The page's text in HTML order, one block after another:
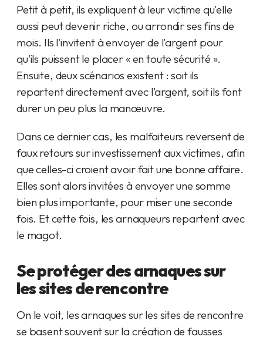
Petit à petit, ils expliquent à leur victime qu'elle
aussi peut devenir riche, ou arrondir ses fins de
mois. Ils l'invitent à envoyer de l'argent pour
qu'ils puissent le placer « en toute sécurité ».
Ensuite, deux scénarios existent : soit ils
repartent directement avec l'argent, soit ils font
durer un peu plus la manœuvre.
Dans ce dernier cas, les malfaiteurs reversent de
faux retours sur investissement aux victimes, afin
que celles-ci croient avoir fait une bonne affaire.
Elles sont alors invitées à envoyer une somme
bien plus importante, pour miser une seconde
fois. Et cette fois, les arnaqueurs repartent avec
le magot.
Se protéger des arnaques sur
les sites de rencontre
On le voit, les arnaques sur les sites de rencontre
se basent souvent sur la création de fausses